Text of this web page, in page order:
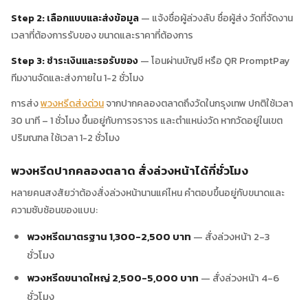
Step 2: เลือกแบบและส่งข้อมูล— แจ้งชื่อผู้ล่วงลับ ชื่อผู้ส่ง วัดที่จัดงาน
เวลาที่ต้องการรับของ ขนาดและราคาที่ต้องการ
Step 3: ชำระเงินและรอรับของ— โอนผ่านบัญชี หรือ QR PromptPay
ทีมงานจัดและส่งภายใน 1-2 ชั่วโมง
การส่งพวงหรีดส่งด่วนจากปากคลองตลาดถึงวัดในกรุงเทพ ปกติใช้เวลา
30 นาที – 1 ชั่วโมง ขึ้นอยู่กับการจราจร และตำแหน่งวัด หากวัดอยู่ในเขต
ปริมณฑล ใช้เวลา 1-2 ชั่วโมง
พวงหรีดปากคลองตลาด สั่งล่วงหน้าได้กี่ชั่วโมง
หลายคนสงสัยว่าต้องสั่งล่วงหน้านานแค่ไหน คำตอบขึ้นอยู่กับขนาดและ
ความซับซ้อนของแบบ:
พวงหรีดมาตรฐาน 1,300-2,500 บาท — สั่งล่วงหน้า 2-3
ชั่วโมง
พวงหรีดขนาดใหญ่ 2,500-5,000 บาท — สั่งล่วงหน้า 4-6
ชั่วโมง